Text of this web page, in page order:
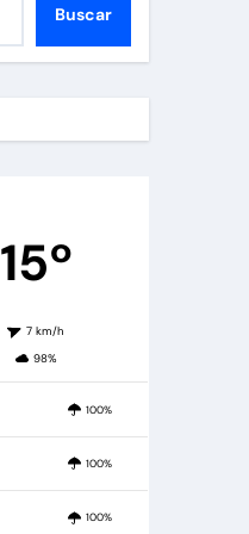
Buscar
15º
7 km/h
98%
100%
100%
100%